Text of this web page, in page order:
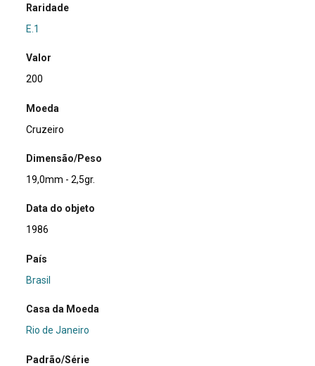
Raridade
E.1
Valor
200
Moeda
Cruzeiro
Dimensão/Peso
19,0mm - 2,5gr.
Data do objeto
1986
País
Brasil
Casa da Moeda
Rio de Janeiro
Padrão/Série